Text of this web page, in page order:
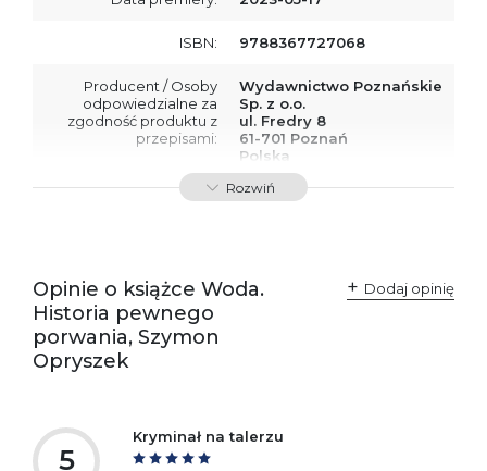
ISBN: 9788367727068
Producent / Osoby
odpowiedzialne za
zgodność produktu z
przepisami:
Wydawnictwo Poznańskie
Sp. z o.o.
ul. Fredry 8
61-701 Poznań
Polska
kontakt@wydajenamsie.pl
+48 61 623 38 38
Rozwiń
Opinie o książce Woda.
Historia pewnego
porwania, Szymon
Opryszek
Dodaj opinię
5
Kryminał na talerzu